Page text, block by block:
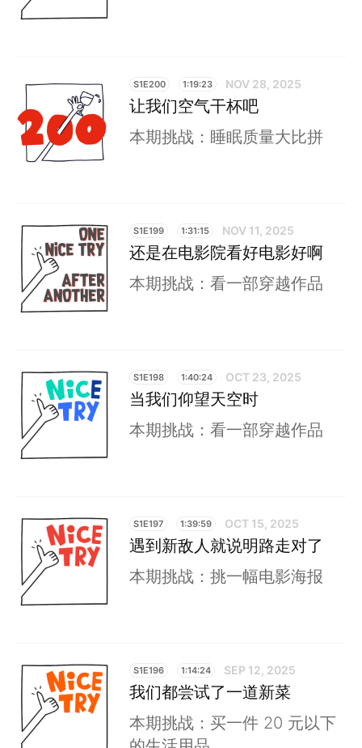
S1E200 1:19:23 NOV 28, 2025
让我们空气干杯吧
本期挑战：睡眠质量大比拼
S1E199 1:31:15 NOV 11, 2025
还是在电影院看好电影好啊
本期挑战：看一部穿越作品
S1E198 1:40:24 OCT 23, 2025
当我们仰望天空时
本期挑战：看一部穿越作品
S1E197 1:39:59 OCT 15, 2025
遇到新敌人就说明路走对了
本期挑战：挑一幅电影海报
S1E196 1:14:24 SEP 12, 2025
我们都尝试了一道新菜
本期挑战：买一件 20 元以下